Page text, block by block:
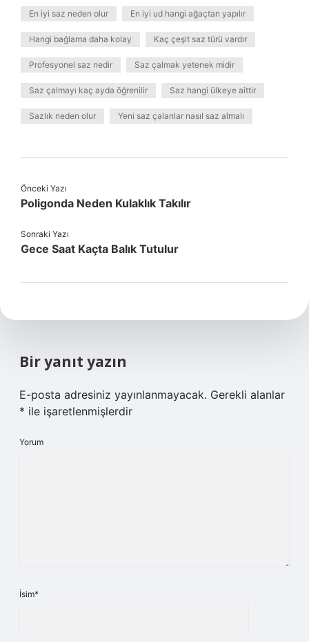
En iyi saz neden olur En iyi ud hangi ağaçtan yapılır
Hangi bağlama daha kolay Kaç çeşit saz türü vardır
Profesyonel saz nedir Saz çalmak yetenek midir
Saz çalmayı kaç ayda öğrenilir Saz hangi ülkeye aittir
Sazlık neden olur Yeni saz çalanlar nasıl saz almalı
Önceki Yazı
Poligonda Neden Kulaklık Takılır
Sonraki Yazı
Gece Saat Kaçta Balık Tutulur
Bir yanıt yazın
E-posta adresiniz yayınlanmayacak. Gerekli alanlar
* ile işaretlenmişlerdir
Yorum
İsim*